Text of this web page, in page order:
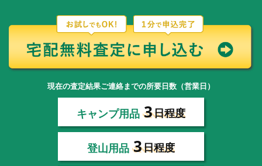
現在の査定結果ご連絡までの所要日数（営業日）
キャンプ用品 3日程度
登山用品 3日程度